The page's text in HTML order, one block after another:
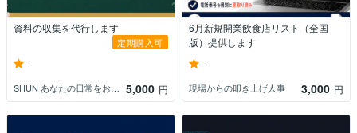
資料の収集を代行します
定期購入可
-
SHUN あなたの日常をお手伝い 5,000 円
6月新規開業飲食店リスト（全国
版）提供します
-
現場からの叩き上げ人事 3,000 円